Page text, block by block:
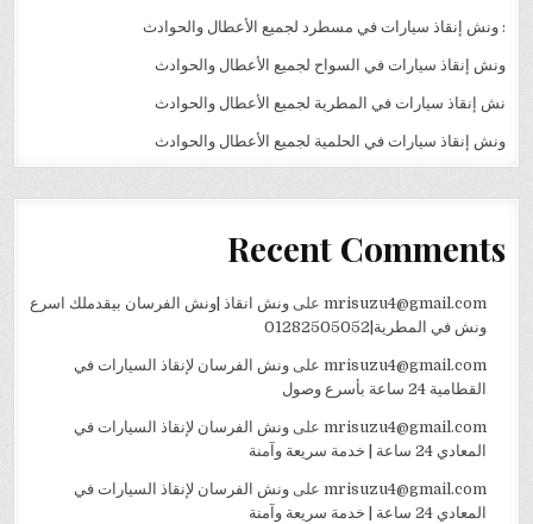
: ونش إنقاذ سيارات في مسطرد لجميع الأعطال والحوادث
ونش إنقاذ سيارات في السواح لجميع الأعطال والحوادث
نش إنقاذ سيارات في المطرية لجميع الأعطال والحوادث
ونش إنقاذ سيارات في الحلمية لجميع الأعطال والحوادث
Recent Comments
mrisuzu4@gmail.comعلى ونش انقاذ |ونش الفرسان بيقدملك اسرع
ونش في المطرية|01282505052
mrisuzu4@gmail.comعلى ونش الفرسان لإنقاذ السيارات في
القطامية 24 ساعة بأسرع وصول
mrisuzu4@gmail.comعلى ونش الفرسان لإنقاذ السيارات في
المعادي 24 ساعة | خدمة سريعة وآمنة
mrisuzu4@gmail.comعلى ونش الفرسان لإنقاذ السيارات في
المعادي 24 ساعة | خدمة سريعة وآمنة